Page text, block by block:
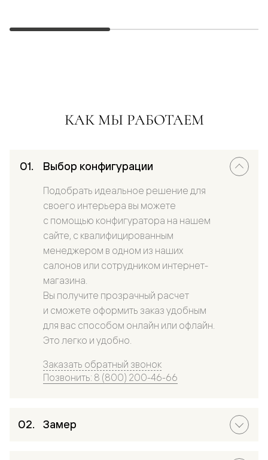
КАК МЫ РАБОТАЕМ
Выбор конфигурации
Подобрать идеальное решение для
своего интерьера вы можете
с помощью конфигуратора на нашем
сайте, с квалифицированным
менеджером в одном из наших
салонов или сотрудником интернет-
магазина.
Вы получите прозрачный расчет
и сможете оформить заказ удобным
для вас способом онлайн или офлайн.
Это легко и удобно.
Заказать обратный звонок
Позвонить: 8 (800) 200-46-66
Замер